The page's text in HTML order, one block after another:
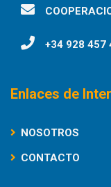
+34 928 457
Enlaces de
NOSOTROS
CONTACTO